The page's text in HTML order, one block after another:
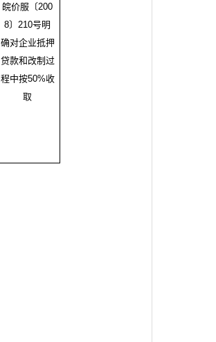
皖价服〔200
8〕210号明
确对企业抵押
贷款和改制过
程中按50%收
取